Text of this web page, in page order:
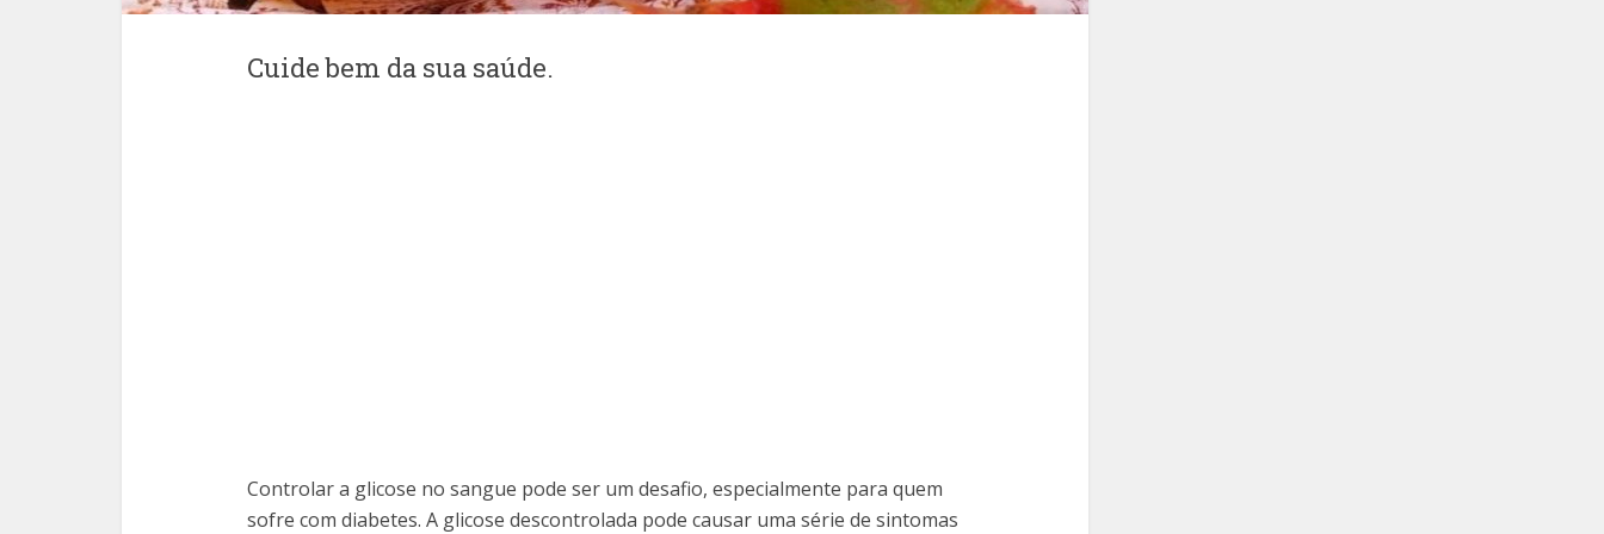
Cuide bem da sua saúde.
Controlar a glicose no sangue pode ser um desafio, especialmente para quem
sofre com diabetes. A glicose descontrolada pode causar uma série de sintomas